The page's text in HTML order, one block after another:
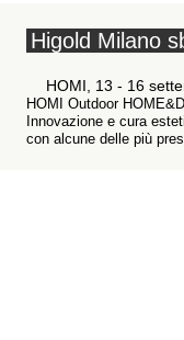
Higold Milano
HOMI, 13 - 16
HOMI Outdoor
Innovazione e cura
con alcune delle più